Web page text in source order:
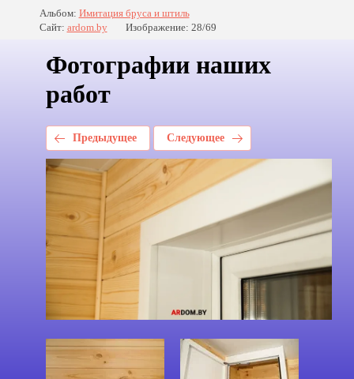
Альбом: Имитация бруса и штиль
Сайт: ardom.by Изображение: 28/69
Фотографии наших
работ
Предыдущее Следующее